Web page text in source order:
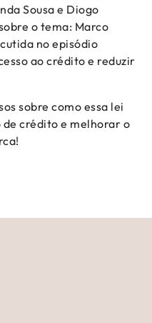
Sousa e Diogo
o tema: Marco
no episódio
ao crédito e reduzir
sobre como essa lei
crédito e melhorar o